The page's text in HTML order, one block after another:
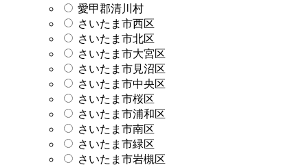
愛甲郡清川村
さいたま市西区
さいたま市北区
さいたま市大宮区
さいたま市見沼区
さいたま市中央区
さいたま市桜区
さいたま市浦和区
さいたま市南区
さいたま市緑区
さいたま市岩槻区